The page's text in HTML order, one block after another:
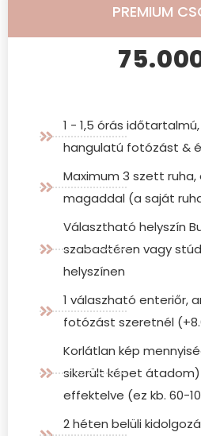
PREMIUM
1 - 1,5 órás
hangulatú fotózást &
Maximum 3 szett ruha,
magaddal (a saját
Választható helyszín
szabadtéren vagy
helyszínen
1 válaszható enteriőr,
fotózást szeretnél
Korlátlan kép
sikerült képet
effektelve (ez kb. 60-
2 héten belüli